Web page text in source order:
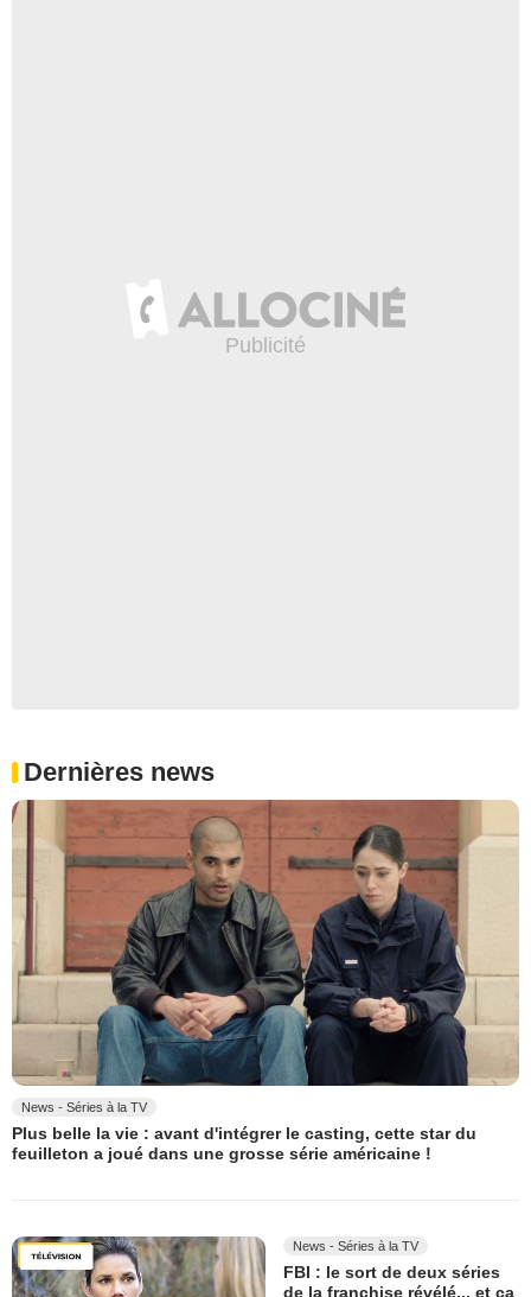
Dernières news
News - Séries à la TV
Plus belle la vie : avant d'intégrer le casting, cette star du
feuilleton a joué dans une grosse série américaine !
News - Séries à la TV
FBI : le sort de deux séries
de la franchise révélé... et ça